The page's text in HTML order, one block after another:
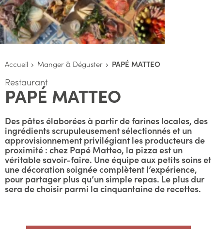
Accueil Manger & Déguster PAPÉ MATTEO
Restaurant
PAPÉ MATTEO
Des pâtes élaborées à partir de farines locales, des
ingrédients scrupuleusement sélectionnés et un
approvisionnement privilégiant les producteurs de
proximité : chez Papé Matteo, la pizza est un
véritable savoir-faire. Une équipe aux petits soins et
une décoration soignée complètent l’expérience,
pour partager plus qu’un simple repas. Le plus dur
sera de choisir parmi la cinquantaine de recettes.